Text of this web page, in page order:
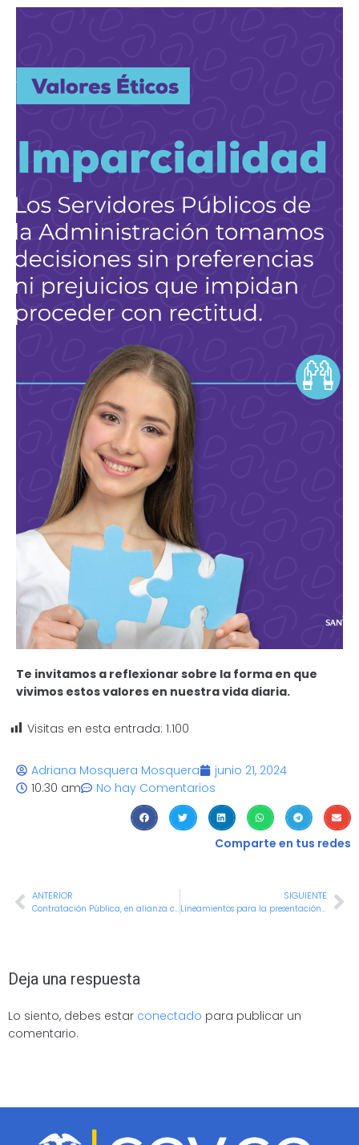
Te invitamos a reflexionar sobre la forma en que
vivimos estos valores en nuestra vida diaria.
Visitas en esta entrada: 1.100
Adriana Mosquera Mosquera
junio 21, 2024
10:30 am
No hay Comentarios
Comparte en tus redes
ANTERIOR
Contratación Pública, en alianza con el Externado de Colombia, capacitó a funcionarios y contratistas
SIGUIENTE
Lineamientos para la presentación de carta de renuncia para el disfrute de la pensión de vejez
Deja una respuesta
Lo siento, debes estar conectado para publicar un
comentario.